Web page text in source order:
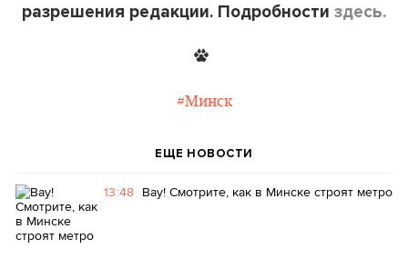
разрешения редакции. Подробности здесь.
#Минск
ЕЩЕ НОВОСТИ
13:48 Вау! Смотрите, как в Минске строят метро